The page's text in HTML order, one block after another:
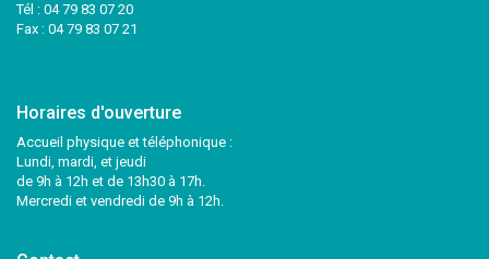
Tél : 04 79 83 07 20
Fax : 04 79 83 07 21
Horaires d'ouverture
Accueil physique et téléphonique :
Lundi, mardi, et jeudi
de 9h à 12h et de 13h30 à 17h.
Mercredi et vendredi de 9h à 12h.